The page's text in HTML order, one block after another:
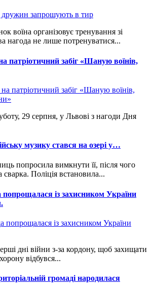
воїна організовує тренування зі
нагода не лише потренуватися...
патріотичний забіг «Шаную воїнів,
29 серпня, у Львові з нагоди Дня
музику стався на озері у…
попросила вимкнути її, після чого
Поліція встановила...
із захисником України
дні війни з-за кордону, щоб захищати
відбувся...
громаді народилася